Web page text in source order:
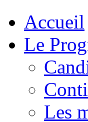
Accueil
Le
Les